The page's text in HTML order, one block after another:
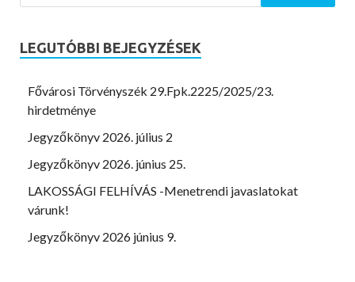
LEGUTÓBBI BEJEGYZÉSEK
Fővárosi Törvényszék 29.Fpk.2225/2025/23.
hirdetménye
Jegyzőkönyv 2026. július 2
Jegyzőkönyv 2026. június 25.
LAKOSSÁGI FELHÍVÁS -Menetrendi javaslatokat
várunk!
Jegyzőkönyv 2026 június 9.